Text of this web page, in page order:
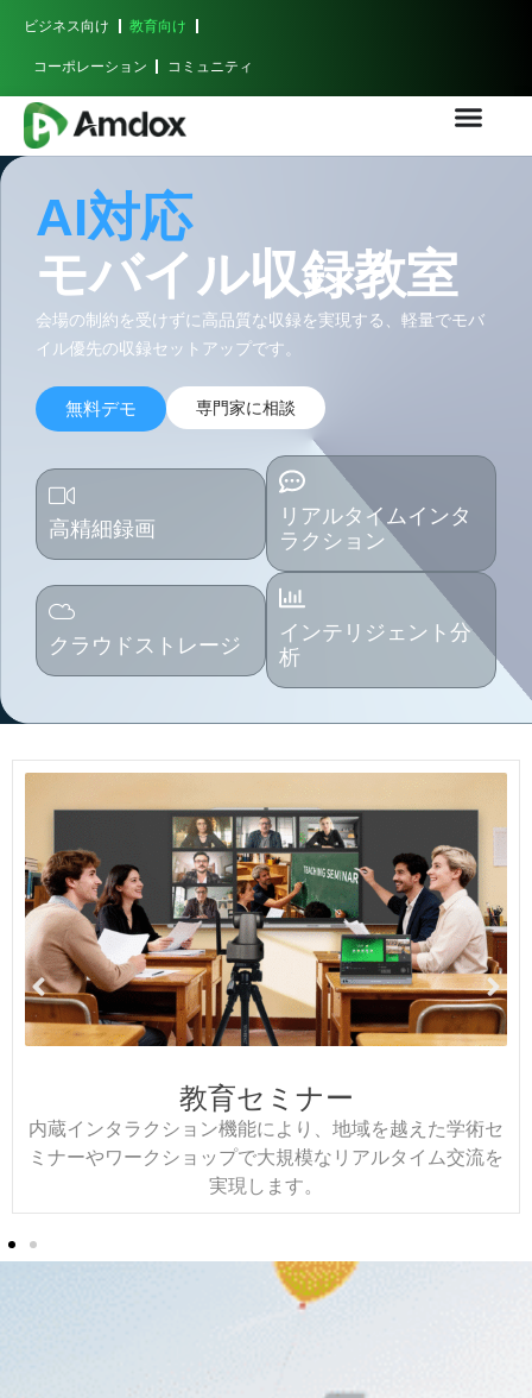
ビジネス向け 教育向け
コーポレーション コミュニティ
AI対応
モバイル収録教室
会場の制約を受けずに高品質な収録を実現する、軽量でモバ
イル優先の収録セットアップです。
無料デモ 専門家に相談
高精細録画
リアルタイムインタ
ラクション
クラウドストレージ
インテリジェント分
析
教育セミナー
内蔵インタラクション機能により、地域を越えた学術セ
ミナーやワークショップで大規模なリアルタイム交流を
実現します。